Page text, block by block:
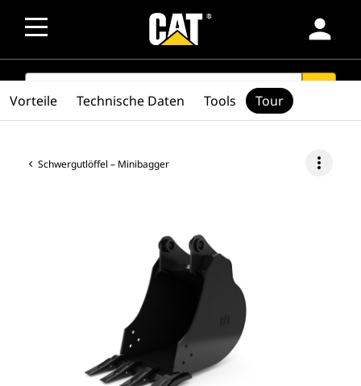
person
SEARCH
Schwergutlöffel – Minibagger more_vert
Vorteile Technische Daten Tools Tour